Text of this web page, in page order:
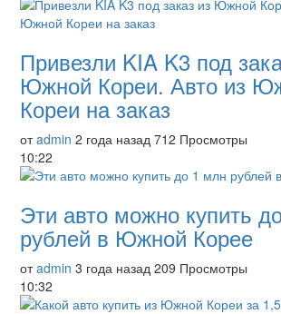
Привезли KIA K3 под
Южной Кореи. Авто из
Кореи на заказ
отadmin 2 года назад 712 Просмотры
10:22
Эти авто можно купить
рублей в Южной Корее
отadmin 3 года назад 209 Просмотры
10:32